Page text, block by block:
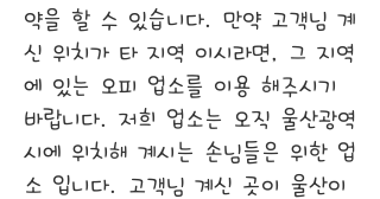
약을 할 수 있습니다. 만약 고객님 계
신 위치가 타 지역 이시라면, 그 지역
에 있는 오피 업소를 이용 해주시기
바랍니다. 저희 업소는 오직 울산광역
시에 위치해 계시는 손님들은 위한 업
소 입니다. 고객님 계신 곳이 울산이